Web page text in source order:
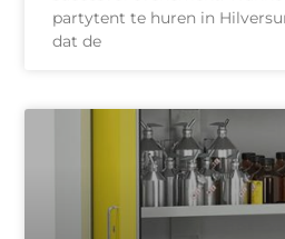
partytent te huren in
dat de